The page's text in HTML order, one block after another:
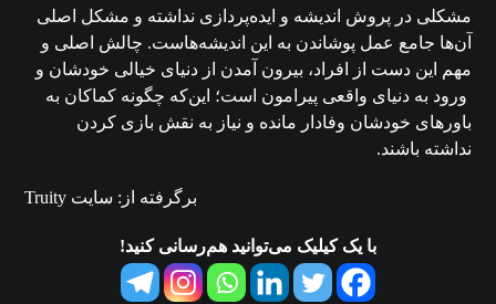
مشکلی در پروش اندیشه و ایده‌پردازی نداشته و مشکل اصلی
آن‌ها جامع عمل پوشاندن به این اندیشه‌هاست. چالش اصلی و
مهم این دست از افراد، بیرون آمدن از دنیای خیالی خودشان و
ورود به دنیای واقعی پیرامون است؛ این‌که چگونه کماکان به
باورهای خودشان وفادار مانده و نیاز به نقش بازی کردن
نداشته باشند.
برگرفته از: سایت Truity
با یک کیلیک می‌توانید هم‌رسانی کنید!